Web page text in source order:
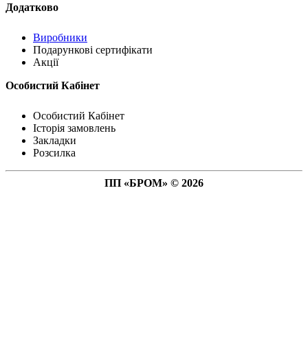
Додатково
Виробники
Подарункові сертифікати
Акції
Особистий Кабінет
Особистий Кабінет
Історія замовлень
Закладки
Розсилка
ПП «БРОМ» © 2026